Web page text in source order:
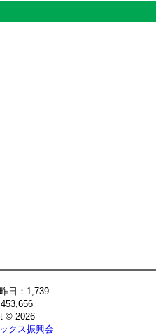
日：1,739
© 2026
クス振興会